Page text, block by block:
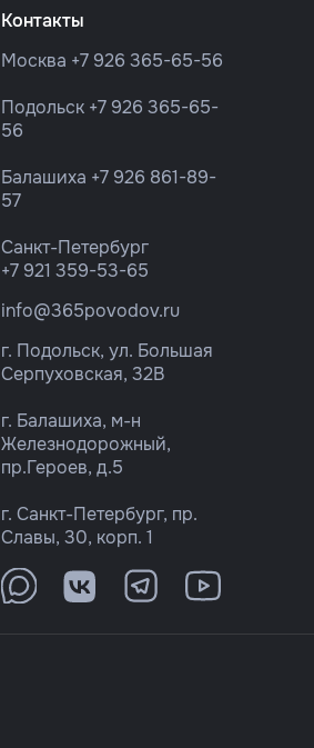
Контакты
Москва +7 926 365-65-56
Подольск +7 926 365-65-
56
Балашиха +7 926 861-89-
57
Санкт-Петербург
+7 921 359-53-65
info@365povodov.ru
г. Подольск, ул. Большая
Серпуховская, 32В
г. Балашиха, м-н
Железнодорожный,
пр.Героев, д.5
г. Санкт-Петербург, пр.
Славы, 30, корп. 1